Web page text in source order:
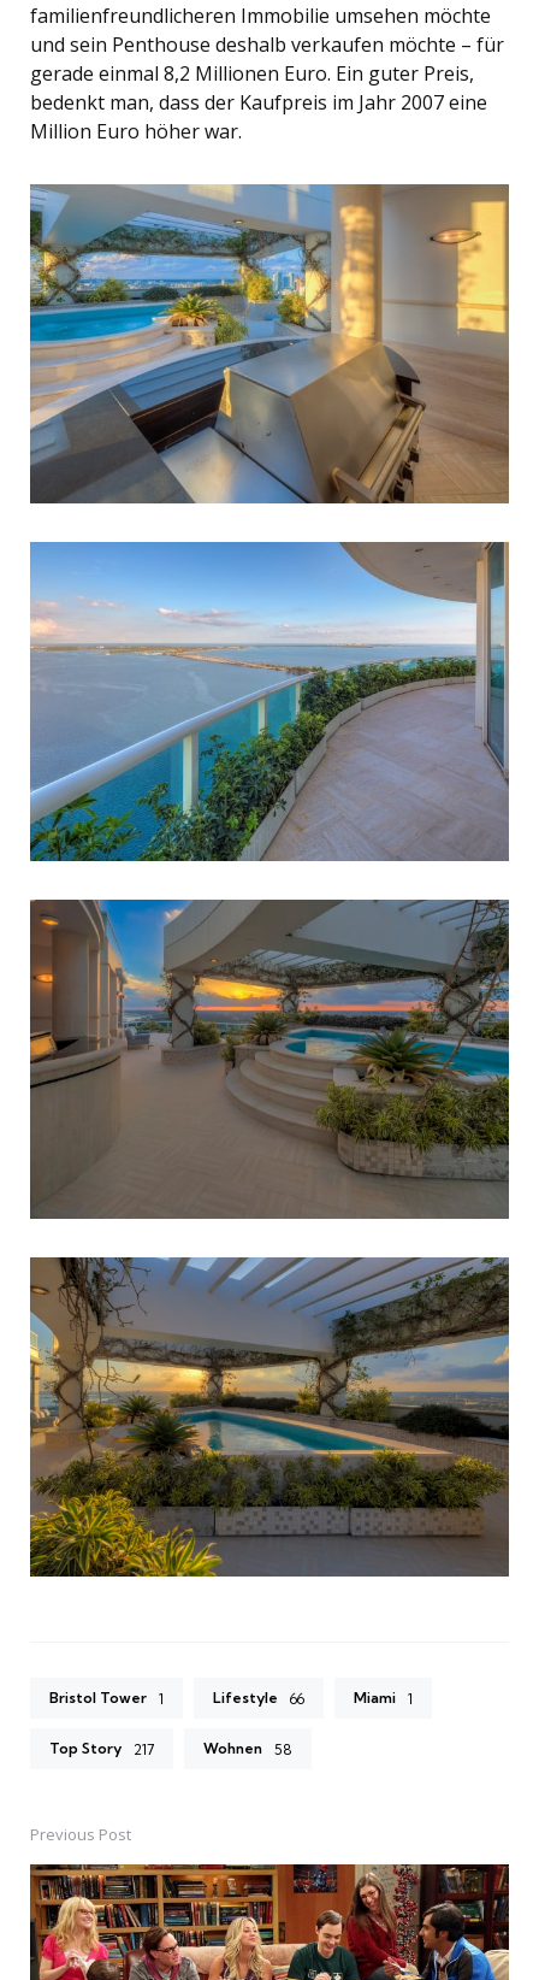
familienfreundlicheren Immobilie umsehen möchte
und sein Penthouse deshalb verkaufen möchte – für
gerade einmal 8,2 Millionen Euro. Ein guter Preis,
bedenkt man, dass der Kaufpreis im Jahr 2007 eine
Million Euro höher war.
Bristol Tower 1 Lifestyle 66 Miami 1
Top Story 217 Wohnen 58
Post
navigation
Previous Post